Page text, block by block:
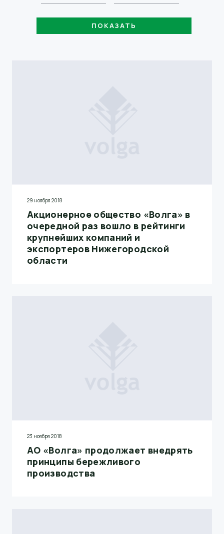
29 ноября 2018
Акционерное общество «Волга» в
очередной раз вошло в рейтинги
крупнейших компаний и
экспортеров Нижегородской
области
23 ноября 2018
АО «Волга» продолжает внедрять
принципы бережливого
производства